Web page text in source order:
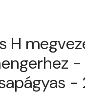
H
-